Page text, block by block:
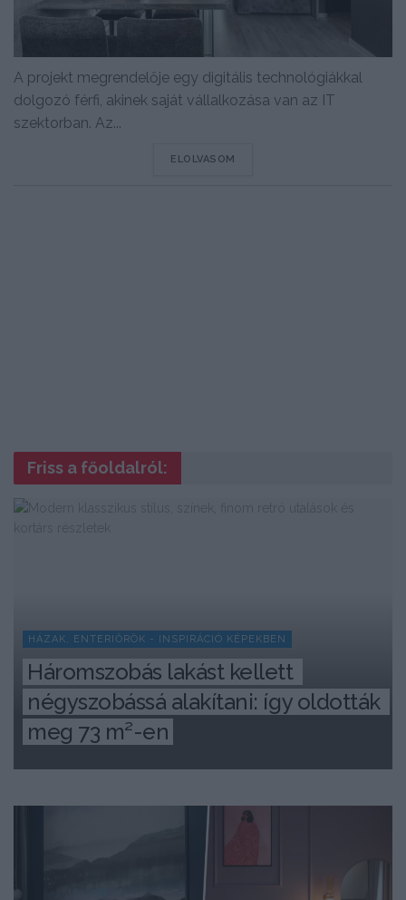
A projekt megrendelője egy digitális technológiákkal
dolgozó férfi, akinek saját vállalkozása van az IT
szektorban. Az...
ELOLVASOM
Friss a főoldalról:
HÁZAK, ENTERIŐRÖK - INSPIRÁCIÓ KÉPEKBEN
Háromszobás lakást kellett
négyszobássá alakítani: így oldották
meg 73 m²-en